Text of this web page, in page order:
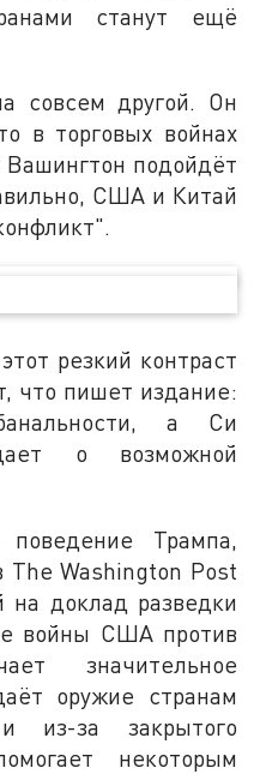
станут ещё
совсем другой. Он
в торговых войнах
подойдёт
США и Китай
резкий контраст
что пишет издание:
а Си
о возможной
Трампа,
The Washington Post
на доклад разведки
войны США против
значительное
оружие странам
из-за закрытого
некоторым